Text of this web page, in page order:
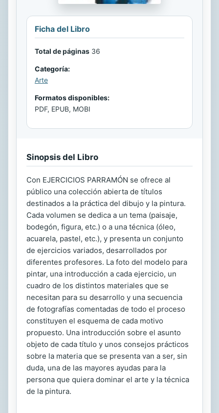
Ficha del Libro
Total de páginas 36
Categoría:
Arte
Formatos disponibles:
PDF, EPUB, MOBI
Sinopsis del Libro
Con EJERCICIOS PARRAMÓN se ofrece al
público una colección abierta de títulos
destinados a la práctica del dibujo y la pintura.
Cada volumen se dedica a un tema (paisaje,
bodegón, figura, etc.) o a una técnica (óleo,
acuarela, pastel, etc.), y presenta un conjunto
de ejercicios variados, desarrollados por
diferentes profesores. La foto del modelo para
pintar, una introducción a cada ejercicio, un
cuadro de los distintos materiales que se
necesitan para su desarrollo y una secuencia
de fotografías comentadas de todo el proceso
constituyen el esquema de cada motivo
propuesto. Una introducción sobre el asunto
objeto de cada título y unos consejos prácticos
sobre la materia que se presenta van a ser, sin
duda, una de las mayores ayudas para la
persona que quiera dominar el arte y la técnica
de la pintura.